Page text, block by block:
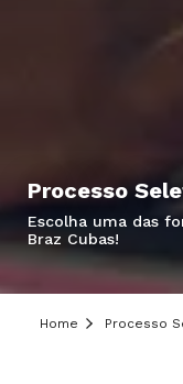
Processo
Escolha uma das
Braz Cubas!
Home Processo